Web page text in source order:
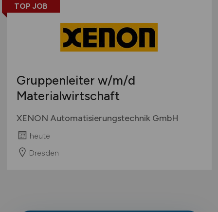
TOP JOB
Gruppenleiter w/m/d
Materialwirtschaft
XENON Automatisierungstechnik GmbH
heute
Dresden